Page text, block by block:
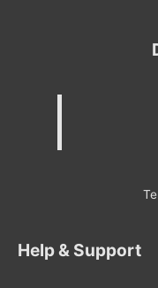
Help & Support